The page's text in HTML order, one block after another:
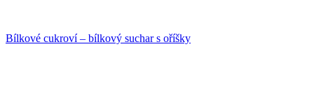
Bílkové cukroví – bílkový suchar s oříšky